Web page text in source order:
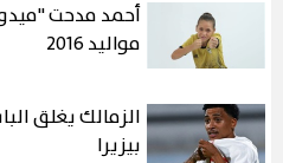
أحمد مدحت
مواليد 2016
الزمالك يغلق
بيزيرا